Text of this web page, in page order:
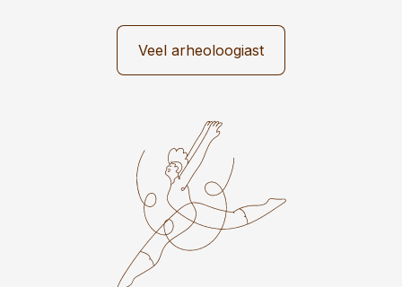
Veel arheoloogiast